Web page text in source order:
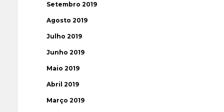
Setembro 2019
Agosto 2019
Julho 2019
Junho 2019
Maio 2019
Abril 2019
Março 2019